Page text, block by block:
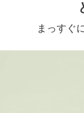
まっすぐ